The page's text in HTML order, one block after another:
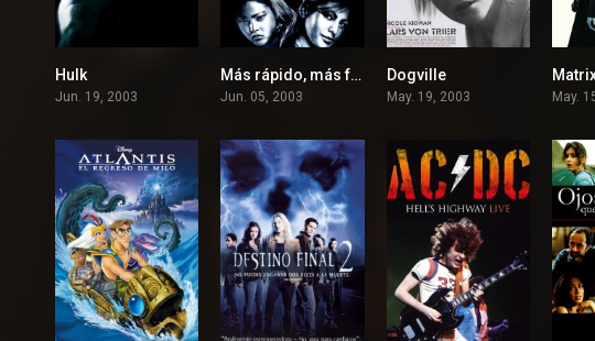
Hulk
Jun. 19, 2003
5.9Más rápido, más furioso
Jun. 05, 2003
Dogville
May. 19, 2003 May.